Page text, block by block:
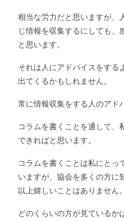
相当な労力だと思いますが、
じ情報を収集するにしても、
と思います。
それは人にアドバイスをする
出てくるかもしれません。
常に情報収集をする人のアド
コラムを書くことを通して、
できればと思います。
コラムを書くことは私にとっ
いますが、協会を多くの方に
以上嬉しいことはありません。
どのくらいの方が見ているか